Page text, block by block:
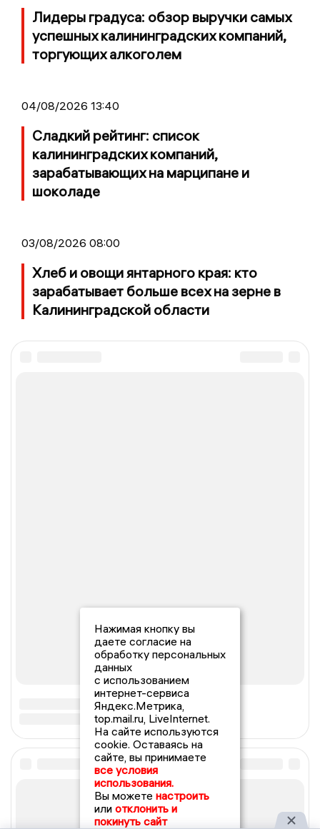
Лидеры градуса: обзор выручки самых
успешных калининградских компаний,
торгующих алкоголем
04/08/2026 13:40
Сладкий рейтинг: список
калининградских компаний,
зарабатывающих на марципане и
шоколаде
03/08/2026 08:00
Хлеб и овощи янтарного края: кто
зарабатывает больше всех на зерне в
Калининградской области
Нажимая кнопку вы
даете согласие на
обработку персональных
данных
с использованием
интернет-сервиса
Яндекс.Метрика,
top.mail.ru, LiveInternet.
На сайте используются
cookie. Оставаясь на
сайте, вы принимаете
все условия
использования.
Вы можете настроить
или отклонить и
покинуть сайт